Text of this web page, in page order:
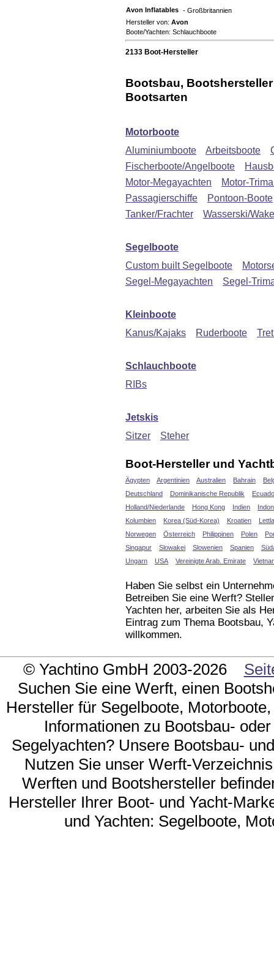
Avon Inflatables - Großbritannien
Hersteller von: Avon
Boote/Yachten: Schlauchboote
2133 Boot-Hersteller
Bootsbau,
Bootsarten
Motorboote
Aluminiumboote
Arbeitsboote
Fischerboote/Angelboote
Motor-Megayachten
Motor-
Passagierschiffe
Pontoon-Boote
Tanker/Frachter
Wasserski/
Segelboote
Custom built Segelboote
Segel-Megayachten
Segel-
Kleinboote
Kanus/Kajaks
Ruderboote
Schlauchboote
RIBs
Jetskis
Sitzer
Steher
Boot-Hersteller und
Ägypten Argentinien Australien Bahrain
Deutschland
Dominikanische Republik
Holland/Niederlande
Hong Kong Indien
Kolumbien
Korea (Süd-Korea) Kroatien
Norwegen
Österreich Philippinen Polen
Singapur
Slowakei Slowenien Spanien
Ungarn
USA Vereinigte Arab. Emirate
Haben Sie selbst ein
Betreiben Sie eine Werft?
Yachten her, arbeiten Sie als
Eintrag zum Thema Bootsbau,
willkommen.
© Yachtino GmbH 2003-2026
Suchen Sie eine Werft, einen
Hersteller für Segelboote,
Informationen zu Bootsbau-
Segelyachten? Unsere Bootsbau-
Nutzen Sie unser Werft-
Werften und Bootshersteller
Hersteller Ihrer Boot- und Yacht-
und Yachten: Segelboote,